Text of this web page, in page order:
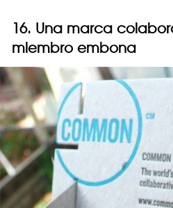
16. Una marca
miembro embona